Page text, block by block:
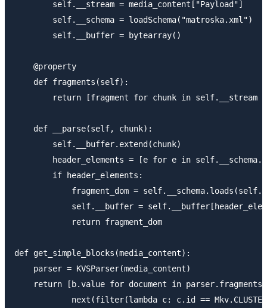
        self.__stream = media_content["Payload"]
        self.__schema = loadSchema("matroska.xml")
        self.__buffer = bytearray()
    @property
    def fragments(self):
return [fragment for chunk in self.__stream
    def __parse(self, chunk):
        self.__buffer.extend(chunk)
header_elements = [e for e in
        if header_elements:
fragment_dom =
self.__buffer =
            return fragment_dom
def get_simple_blocks(media_content):
    parser = KVSParser(media_content)
return [b.value for document in
next(filter(lambda c: c.id ==